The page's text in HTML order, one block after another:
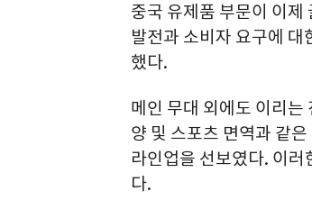
중국 유제품 부문이 이
발전과 소비자 요구에
했다.
메인 무대 외에도 이리는
양 및 스포츠 면역과 같
라인업을 선보였다. 이
다.